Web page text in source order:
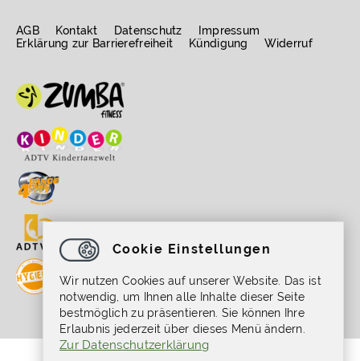
AGB Kontakt Datenschutz
Impressum
Erklärung zur Barrierefreiheit
Kündigung Widerruf
Cookie Einstellungen
Wir nutzen Cookies auf unserer Website. Das ist
notwendig, um Ihnen alle Inhalte dieser Seite
bestmöglich zu präsentieren. Sie können Ihre
Erlaubnis jederzeit über dieses Menü ändern.
Zur Datenschutzerklärung